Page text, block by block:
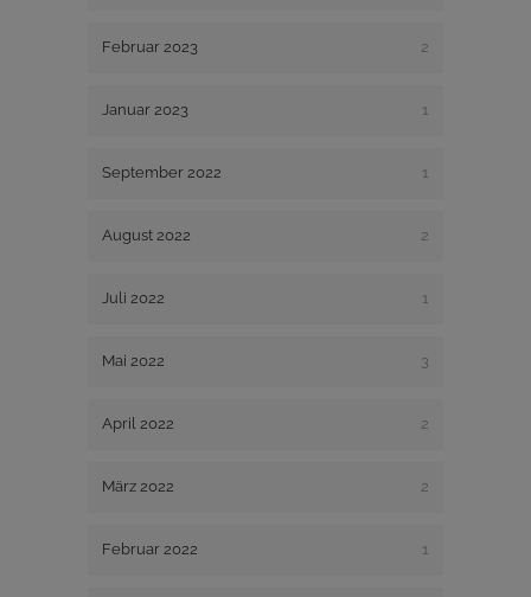
Februar 2023 2
Januar 2023 1
September 2022 1
August 2022 2
Juli 2022 1
Mai 2022 3
April 2022 2
März 2022 2
Februar 2022 1